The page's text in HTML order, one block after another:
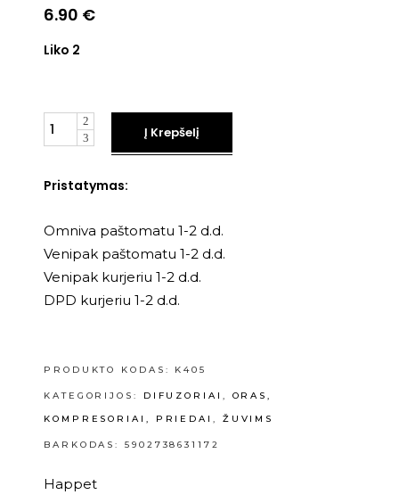
6.90 €
Liko 2
Kiekis
Į Krepšelį
Pristatymas:
Omniva paštomatu 1-2 d.d.
Venipak paštomatu 1-2 d.d.
Venipak kurjeriu 1-2 d.d.
DPD kurjeriu 1-2 d.d.
PRODUKTO KODAS: K405
KATEGORIJOS: DIFUZORIAI , ORAS,
KOMPRESORIAI, PRIEDAI , ŽUVIMS
BARKODAS: 5902738631172
Happet